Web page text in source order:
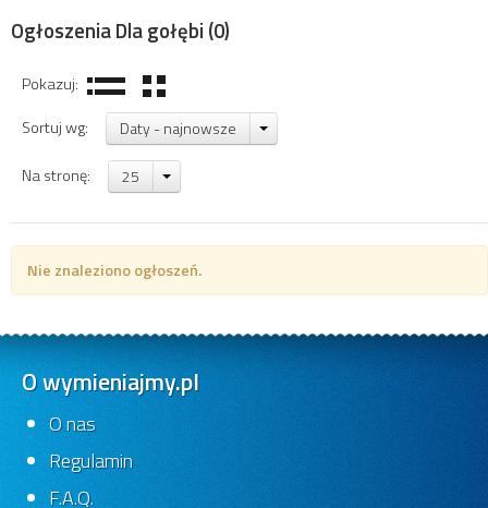
Ogłoszenia Dla gołębi (0)
Pokazuj:
Sortuj wg:
Daty - najnowsze
Na stronę: 25
Nie znaleziono ogłoszeń.
O wymieniajmy.pl
O nas
Regulamin
F.A.Q.